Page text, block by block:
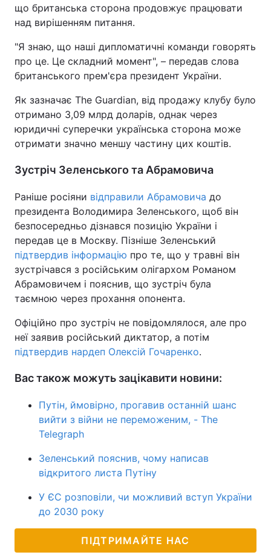
що британська сторона продовжує працювати
над вирішенням питання.
"Я знаю, що наші дипломатичні команди говорять
про це. Це складний момент", – передав слова
британського прем'єра президент України.
Як зазначає The Guardian, від продажу клубу було
отримано 3,09 млрд доларів, однак через
юридичні суперечки українська сторона може
отримати значно меншу частину цих коштів.
Зустріч Зеленського та Абрамовича
Раніше росіяни відправили Абрамовича до
президента Володимира Зеленського, щоб він
безпосередньо дізнався позицію України і
передав це в Москву. Пізніше Зеленський
підтвердив інформацію про те, що у травні він
зустрічався з російським олігархом Романом
Абрамовичем і пояснив, що зустріч була
таємною через прохання опонента.
Офіційно про зустріч не повідомлялося, але про
неї заявив російський диктатор, а потім
підтвердив нардеп Олексій Гочаренко.
Вас також можуть зацікавити новини:
Путін, ймовірно, прогавив останній шанс
вийти з війни не переможеним, - The
Telegraph
Зеленський пояснив, чому написав
відкритого листа Путіну
У ЄС розповіли, чи можливий вступ України
до 2030 року
ПІДТРИМАЙТЕ НАС